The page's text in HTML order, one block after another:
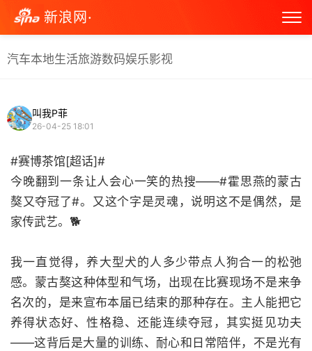
新浪网·
汽车本地生活旅游数码娱乐影视
叫我P菲
26-04-25 18:01
#赛博茶馆[超话]#
今晚翻到一条让人会心一笑的热搜——#霍思燕的蒙古
獒又夺冠了#。又这个字是灵魂，说明这不是偶然，是
家传武艺。🐕
我一直觉得，养大型犬的人多少带点人狗合一的松弛
感。蒙古獒这种体型和气场，出现在比赛现场不是来争
名次的，是来宣布本届已结束的那种存在。主人能把它
养得状态好、性格稳、还能连续夺冠，其实挺见功夫
——这背后是大量的训练、耐心和日常陪伴，不是光有